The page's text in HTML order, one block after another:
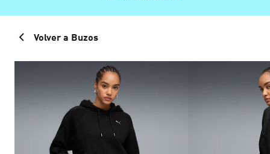
Volver a Buzos